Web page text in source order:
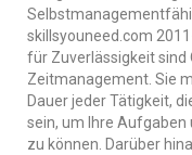
skillsyouneed.com
für Zuverlässigkeit
Zeitmanagement. Sie
Dauer jeder Tätigkeit,
sein, um Ihre
zu können. Darüber